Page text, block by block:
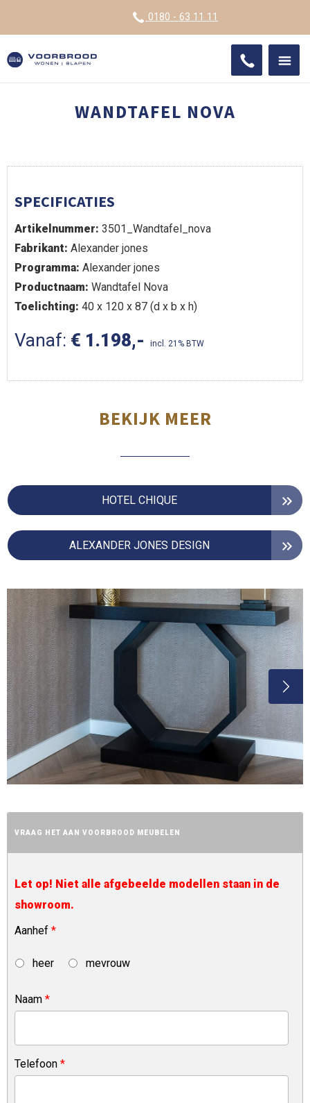
0180 - 63 11 11
WANDTAFEL NOVA
SPECIFICATIES
Artikelnummer: 3501_Wandtafel_nova
Fabrikant: Alexander jones
Programma: Alexander jones
Productnaam: Wandtafel Nova
Toelichting: 40 x 120 x 87 (d x b x h)
Vanaf: € 1.198,- incl. 21% BTW
BEKIJK MEER
HOTEL CHIQUE
ALEXANDER JONES DESIGN
VRAAG HET AAN VOORBROOD MEUBELEN
Let op! Niet alle afgebeelde modellen staan in de
showroom.
Aanhef *
heer mevrouw
Naam *
Telefoon *